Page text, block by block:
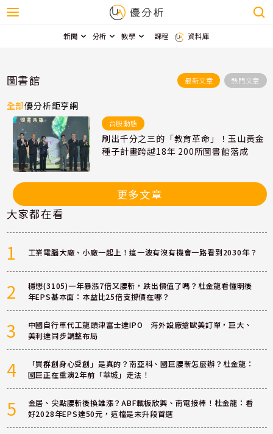
新聞 分析 教學 課程 資料庫
圖書館 最新文章 熱門文章
全部優分析鉅亨網
台股動態
刷出千分之三的「教育革命」！玉山黃金
種子計畫跨越18年 200所圖書館落成
更多文章
大家都在看
1 工業電腦大廠、小廠一起上！這一波有沒有機會一路看到2030年？
2
穩懋(3105)一年暴漲7倍又腰斬，跌出價值了嗎？杜金龍看懂明後
年EPS基本面：本益比25倍支撐價在哪？
3
中國自行車代工龍頭津富士達IPO 海外設廠搶歐美訂單，巨大、
美利達同步調整布局
4
「買群創身心受創」是真的？南亞科、國巨腰斬怎麼辦？杜金龍：
國巨正在重演2年前「華城」走法！
5
金居、尖點腰斬後換誰漲？ABF載板欣興、南電接棒！杜金龍：看
好2028年EPS達50元，這檔是末升段首選